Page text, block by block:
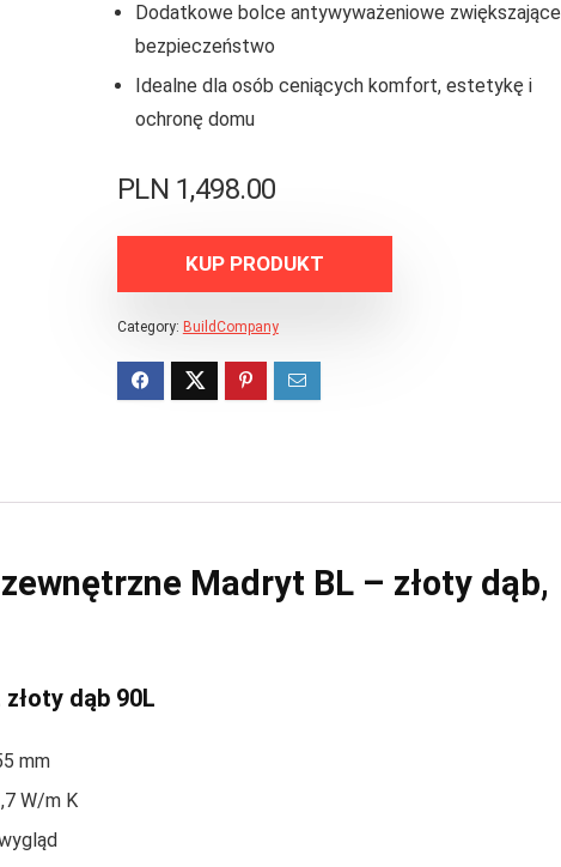
Dodatkowe bolce antywyważeniowe zwiększające
bezpieczeństwo
Idealne dla osób ceniących komfort, estetykę i
ochronę domu
PLN 1,498.00
KUP PRODUKT
Category: BuildCompany
Madryt BL – złoty dąb,
dąb 90L
mm
W/m K